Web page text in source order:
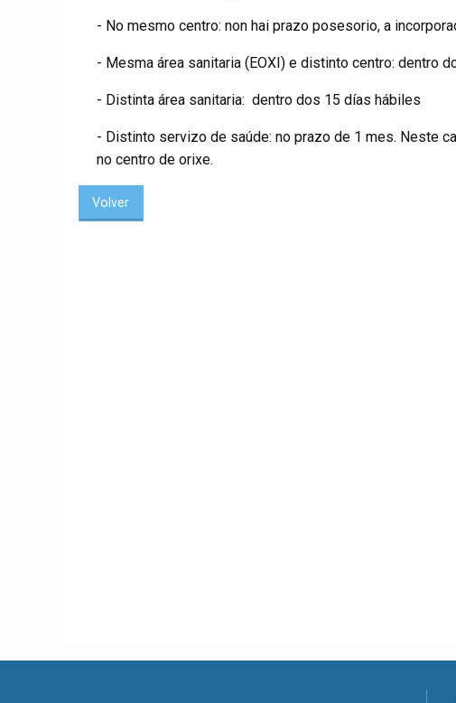
- No mesmo centro: non hai prazo posesorio, a
- Mesma área sanitaria (EOXI) e distinto centro: dentro
- Distinta área sanitaria: dentro dos 15 días hábiles
- Distinto servizo de saúde: no prazo de 1 mes. Neste
no centro de orixe.
Volver